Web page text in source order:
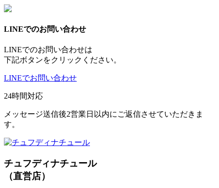
LINEでのお問い合わせ
LINEでのお問い合わせは
下記ボタンをクリックください。
LINEでお問い合わせ
24時間対応
メッセージ送信後2営業日以内にご返信させていただきま
す。
チュフディナチュール
（直営店）